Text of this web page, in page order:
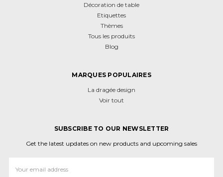
Décoration de table
Etiquettes
Thèmes
Tous les produits
Blog
MARQUES POPULAIRES
La dragée design
Voir tout
SUBSCRIBE TO OUR NEWSLETTER
Get the latest updates on new products and upcoming sales